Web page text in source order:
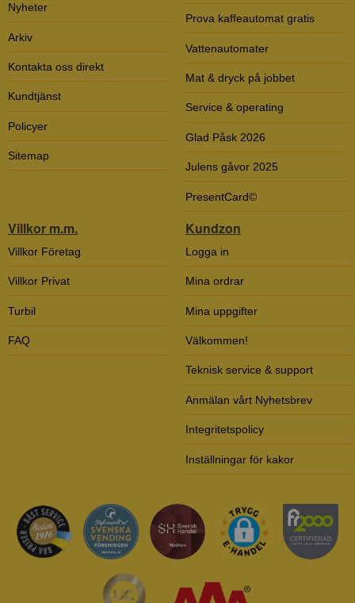
Nyheter
Arkiv
Kontakta oss direkt
Kundtjänst
Policyer
Sitemap
Prova kaffeautomat gratis
Vattenautomater
Mat & dryck på jobbet
Service & operating
Glad Påsk 2026
Julens gåvor 2025
PresentCard©
Villkor m.m.
Villkor Företag
Villkor Privat
Turbil
FAQ
Kundzon
Logga in
Mina ordrar
Mina uppgifter
Välkommen!
Teknisk service & support
Anmälan vårt Nyhetsbrev
Integritetspolicy
Inställningar för kakor